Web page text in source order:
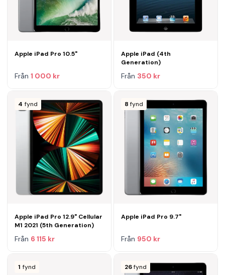
Apple iPad Pro 10.5"
Från 1 000 kr
Apple iPad (4th
Generation)
Från 350 kr
4 fynd
Apple iPad Pro 12.9" Cellular
M1 2021 (5th Generation)
Från 6 115 kr
8 fynd
Apple iPad Pro 9.7"
Från 950 kr
1 fynd 26 fynd